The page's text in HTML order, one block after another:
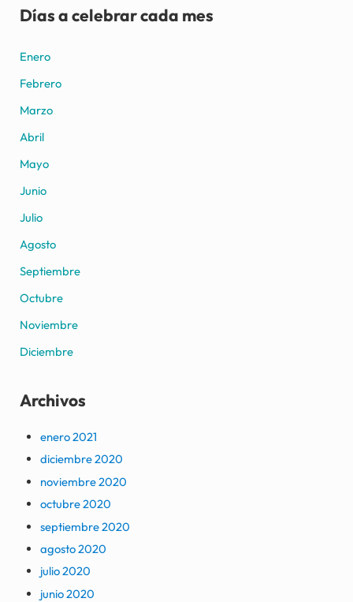
Días a celebrar cada mes
Enero
Febrero
Marzo
Abril
Mayo
Junio
Julio
Agosto
Septiembre
Octubre
Noviembre
Diciembre
Archivos
enero 2021
diciembre 2020
noviembre 2020
octubre 2020
septiembre 2020
agosto 2020
julio 2020
junio 2020